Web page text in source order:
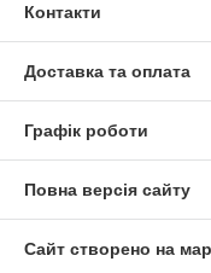
Контакти
Доставка та оплата
Графік роботи
Повна версія сайту
Сайт створено на